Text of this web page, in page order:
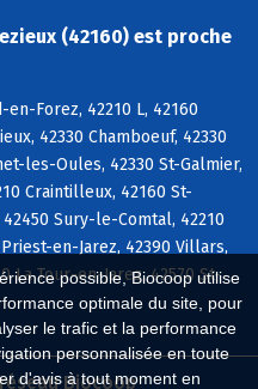
possible, Biocoop utilise
optimale du site, pour
le trafic et la performance
personnalisée en toute
d'avis à tout moment en
(42160) est proche
en-Forez, 42210 L, 42160
42330 Chamboeuf, 42330
les-Oules, 42330 St-Galmier,
Craintilleux, 42160 St-
Sury-le-Comtal, 42210
en-Jarez, 42390 Villars,
La Tour-en-Jarez, 42570 St-
Biocoop